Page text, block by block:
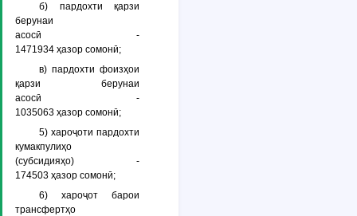
б) пардохти қарзи
берунаи
асосӣ -
1471934 ҳазор сомонӣ;
в) пардохти фоизҳои
қарзи берунаи
асосӣ -
1035063 ҳазор сомонӣ;
5) хароҷоти пардохти
кумакпулиҳо
(субсидияҳо) -
174503 ҳазор сомонӣ;
6) хароҷот барои
трансфертҳо